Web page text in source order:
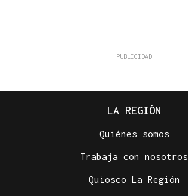
LA REGIÓN
Quiénes somos
Trabaja con nosotros
Quiosco La Región